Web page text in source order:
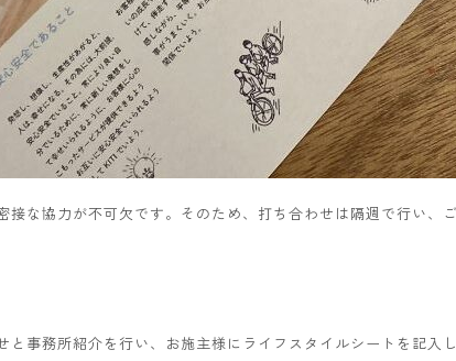
接な協力が不可欠です。そのため、打ち合わせは隔週で行い、
と事務所紹介を行い、お施主様にライフスタイルシートを記入